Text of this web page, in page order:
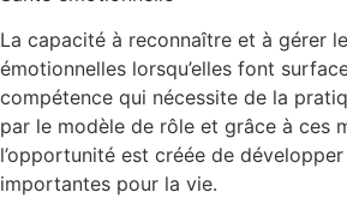
La capacité à reconnaître et à gérer
émotionnelles lorsqu’elles font
compétence qui nécessite de la
par le modèle de rôle et grâce à ces
l’opportunité est créée de
importantes pour la vie.